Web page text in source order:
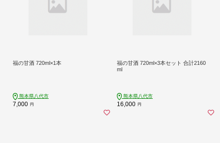
福の甘酒 720ml×1本
熊本県八代市
7,000 円
福の甘酒 720ml×3本セット 合計2160
ml
熊本県八代市
16,000 円